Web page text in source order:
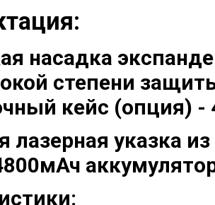
насадка
степени
кейс (опция) -
лазерная указка